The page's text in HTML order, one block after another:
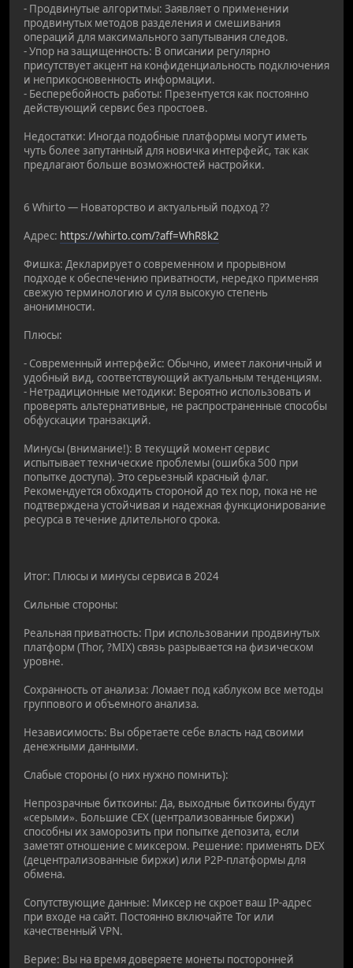
- Продвинутые алгоритмы: Заявляет о применении
продвинутых методов разделения и смешивания
операций для максимального запутывания следов.
- Упор на защищенность: В описании регулярно
присутствует акцент на конфиденциальность подключения
и неприкосновенность информации.
- Бесперебойность работы: Презентуется как постоянно
действующий сервис без простоев.
Недостатки: Иногда подобные платформы могут иметь
чуть более запутанный для новичка интерфейс, так как
предлагают больше возможностей настройки.
6 Whirto — Новаторство и актуальный подход ??
Адрес: https://whirto.com/?aff=WhR8k2
Фишка: Декларирует о современном и прорывном
подходе к обеспечению приватности, нередко применяя
свежую терминологию и суля высокую степень
анонимности.
Плюсы:
- Современный интерфейс: Обычно, имеет лаконичный и
удобный вид, соответствующий актуальным тенденциям.
- Нетрадиционные методики: Вероятно использовать и
проверять альтернативные, не распространенные способы
обфускации транзакций.
Минусы (внимание!): В текущий момент сервис
испытывает технические проблемы (ошибка 500 при
попытке доступа). Это серьезный красный флаг.
Рекомендуется обходить стороной до тех пор, пока не не
подтверждена устойчивая и надежная функционирование
ресурса в течение длительного срока.
Итог: Плюсы и минусы сервиса в 2024
Сильные стороны:
Реальная приватность: При использовании продвинутых
платформ (Thor, ?MIX) связь разрывается на физическом
уровне.
Сохранность от анализа: Ломает под каблуком все методы
группового и объемного анализа.
Независимость: Вы обретаете себе власть над своими
денежными данными.
Слабые стороны (о них нужно помнить):
Непрозрачные биткоины: Да, выходные биткоины будут
«серыми». Большие CEX (централизованные биржи)
способны их заморозить при попытке депозита, если
заметят отношение с миксером. Решение: применять DEX
(децентрализованные биржи) или P2P-платформы для
обмена.
Сопутствующие данные: Миксер не скроет ваш IP-адрес
при входе на сайт. Постоянно включайте Tor или
качественный VPN.
Верие: Вы на время доверяете монеты посторонней